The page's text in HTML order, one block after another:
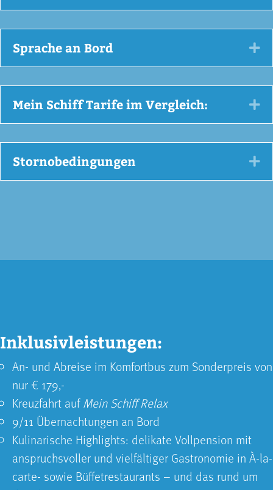
Sprache an Bord
Mein Schiff Tarife im Vergleich:
Stornobedingungen
Inklusivleistungen:
An- und Abreise im Komfortbus zum Sonderpreis von
nur € 179,-
Kreuzfahrt aufMein Schiff Relax
9/11 Übernachtungen an Bord
Kulinarische Highlights: delikate Vollpension mit
anspruchsvoller und vielfältiger Gastronomie in À-la-
carte- sowie Büffet­restaurants – und das rund um